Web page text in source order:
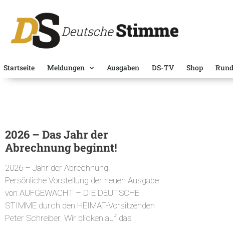
Startseite Meldungen Ausgaben DS-TV Shop
2026 – Das Jahr der
Abrechnung beginnt!
2026 – Jahr der Abrechnung!
Persönliche Vorstellung der neuen Ausgabe
von AUFGEWACHT – DIE DEUTSCHE
STIMME durch den HEIMAT-Vorsitzenden
Peter Schreiber. Wir blicken auf das